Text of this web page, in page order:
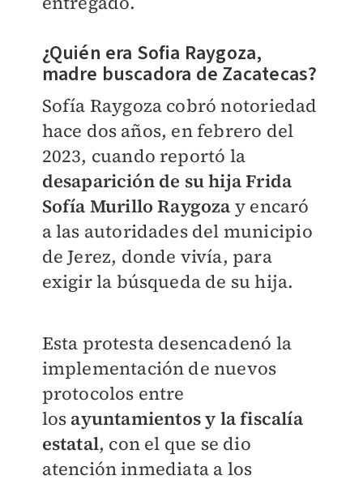
¿Quién era Sofia Raygoza,
madre buscadora de Zacatecas?
Sofía Raygoza cobró notoriedad
hace dos años, en febrero del
2023, cuando reportó la
desaparición de su hija Frida
Sofía Murillo Raygoza y encaró
a las autoridades del municipio
de Jerez, donde vivía, para
exigir la búsqueda de su hija.
Esta protesta desencadenó la
implementación de nuevos
protocolos entre
los ayuntamientos y la fiscalía
estatal, con el que se dio
atención inmediata a los